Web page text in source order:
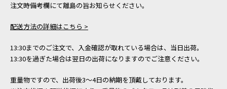
注文時備考欄にて離島の旨お知らせください。
配送方法の詳細はこちら >
13:30までのご注文で、入金確認が取れている場合は、当日出荷。
13:30を過ぎた場合は翌日の出荷になりますのでご注意ください。
重量物ですので、出荷後3～4日の納期を頂戴しております。